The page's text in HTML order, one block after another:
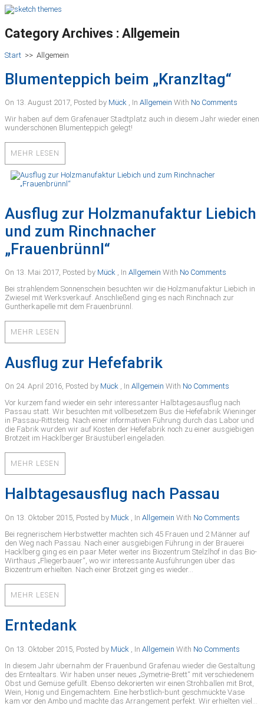
Category Archives : Allgemein
Start >> Allgemein
Blumenteppich beim „Kranzltag“
On 13. August 2017, Posted by Mück , In Allgemein With No Comments
Wir haben auf dem Grafenauer Stadtplatz auch in diesem Jahr wieder einen
wunderschönen Blumenteppich gelegt!
MEHR LESEN
Ausflug zur Holzmanufaktur Liebich
und zum Rinchnacher
„Frauenbrünnl“
On 13. Mai 2017, Posted by Mück , In Allgemein With No Comments
Bei strahlendem Sonnenschein besuchten wir die Holzmanufaktur Liebich in
Zwiesel mit Werksverkauf. Anschließend ging es nach Rinchnach zur
Guntherkapelle mit dem Frauenbrünnl.
MEHR LESEN
Ausflug zur Hefefabrik
On 24. April 2016 Posted by Mück In Allgemein With No Comments
Vor kurzem fand wieder ein sehr interessanter Halbtagesausflug nach
Passau statt. Wir besuchten mit vollbesetzem Bus die Hefefabrik Wieninger
in Passau-Rittsteig. Nach einer informativen Führung durch das Labor und
die Fabrik wurden wir auf Kosten der Hefefabrik noch zu einer ausgiebigen
Brotzeit im Hacklberger Bräustüberl eingeladen.
MEHR LESEN
Halbtagesausflug nach Passau
On 13. Oktober 2015 Posted by Mück In Allgemein With No Comments
Bei regnerischem Herbstwetter machten sich 45 Frauen und 2 Männer auf
den Weg nach Passau. Nach einer ausgiebigen Führung in der Brauerei
Hacklberg ging es ein paar Meter weiter ins Biozentrum Stelzlhof in das Bio-
Wirthaus „Fliegerbauer“, wo wir interessante Ausführungen über das
Biozentrum erhielten. Nach einer Brotzeit ging es wieder…
MEHR LESEN
Erntedank
On 13. Oktober 2015 Posted by Mück In Allgemein With No Comments
In diesem Jahr übernahm der Frauenbund Grafenau wieder die Gestaltung
des Erntealtars. Wir haben unser neues „Symetrie-Brett“ mit verschiedenem
Obst und Gemüse gefüllt. Ebenso dekorierten wir einen Strohballen mit Brot,
Wein, Honig und Eingemachtem. Eine herbstlich-bunt geschmückte Vase
kam vor den Ambo und machte das Arrangement perfekt. Wir erhielten viel…